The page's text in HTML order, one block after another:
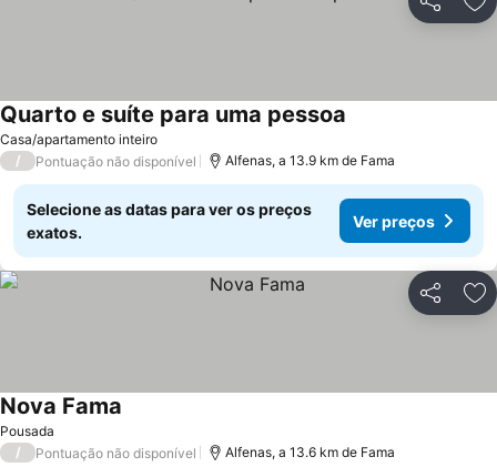
Partilhar
Casa/apartamento inteiro
Quarto e suíte para uma pessoa
/ Pontuação não disponível Alfenas, a 13.9 km de Fama
Selecione as datas para ver os preços
exatos.
Ver preços
Partilhar
Pousada
Nova Fama
/ Pontuação não disponível Alfenas, a 13.6 km de Fama